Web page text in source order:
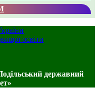
освіти
державний